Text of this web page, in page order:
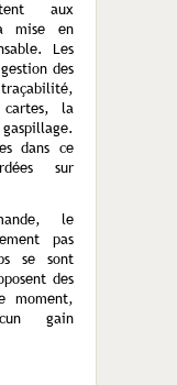
aux
mise en
Les
des
cartes, la
dans ce
sur
le
pas
se sont
des
moment,
gain